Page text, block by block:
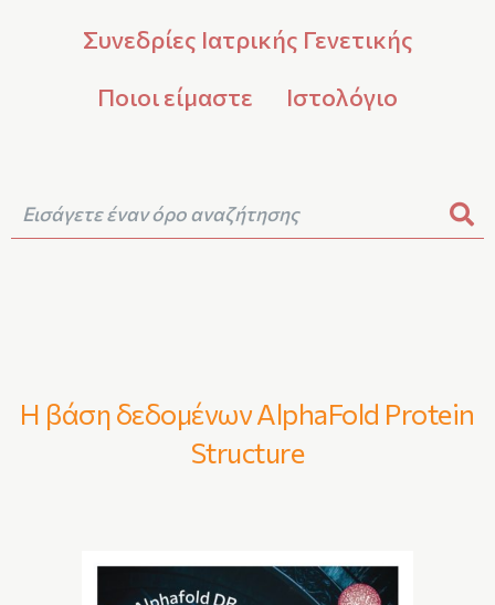
Συνεδρίες Ιατρικής Γενετικής
Ποιοι είμαστε
Ιστολόγιο
Η βάση δεδομένων AlphaFold Protein
Structure